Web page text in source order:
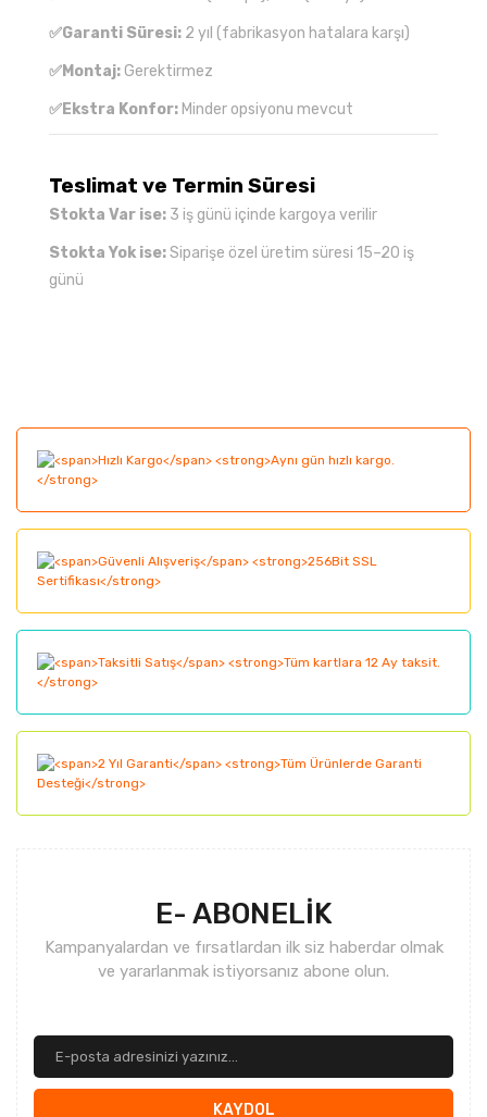
✅Garanti Süresi: 2 yıl (fabrikasyon hatalara karşı)
✅Montaj: Gerektirmez
✅Ekstra Konfor: Minder opsiyonu mevcut
Teslimat ve Termin Süresi
Stokta Var ise: 3 iş günü içinde kargoya verilir
Stokta Yok ise:Siparişe özel üretim süresi 15–20 iş
günü
Görüş ve önerileriniz için teşekkür ederiz.
Ürün resmi kalitesiz, bozuk veya görüntülenemiyor.
Ürün açıklamasında eksik bilgiler bulunuyor.
Bu ürüne benzer farklı alternatifler olmalı.
E- ABONELİK
Kampanyalardan ve fırsatlardan ilk siz haberdar olmak
ve yararlanmak istiyorsanız abone olun.
KAYDOL